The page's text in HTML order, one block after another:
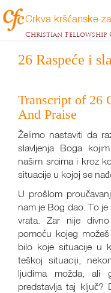
Crkva kršćanske
Christian Fellowship
26 Raspeće i
Transcript of 26
And Praise
Želimo nastaviti da
slavljenja Boga
našim srcima i kroz
situacije u kojoj se
U prošlom
nam je Bog dao. To
vrata. Zar nije
pomoću kojeg
bilo koje situacije u
teškoj situaciji,
ljudima možda, ali
predstavlja taj ključ?